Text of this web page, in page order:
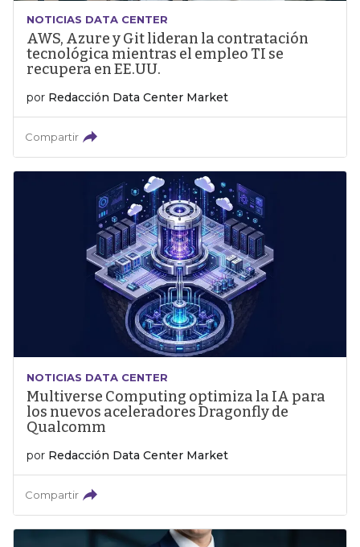
NOTICIAS DATA CENTER
AWS, Azure y Git lideran la contratación
tecnológica mientras el empleo TI se
recupera en EE.UU.
por Redacción Data Center Market
Compartir
NOTICIAS DATA CENTER
Multiverse Computing optimiza la IA para
los nuevos aceleradores Dragonfly de
Qualcomm
por Redacción Data Center Market
Compartir